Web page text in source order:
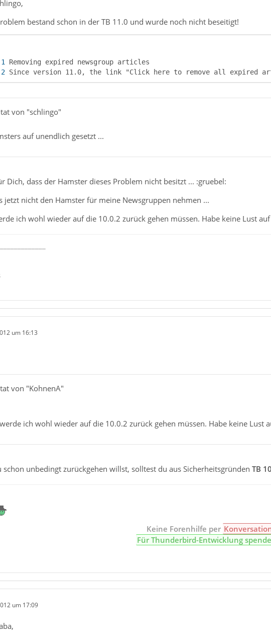
bestand schon in der TB 11.0 und wurde noch nicht beseitigt!
Since version 11.0, the link "Click here to remove all expired
von "schlingo"
auf unendlich gesetzt ...
Dich, dass der Hamster dieses Problem nicht besitzt ... :gruebel:
jetzt nicht den Hamster für meine Newsgruppen nehmen ...
ich wohl wieder auf die 10.0.2 zurück gehen müssen. Habe keine Lust
um 16:13
von "KohnenA"
ich wohl wieder auf die 10.0.2 zurück gehen müssen. Habe keine Lust
schon unbedingt zurückgehen willst, solltest du aus Sicherheitsgründen TB
Keine Forenhilfe per
Für Thunderbird-Entwicklung
um 17:09